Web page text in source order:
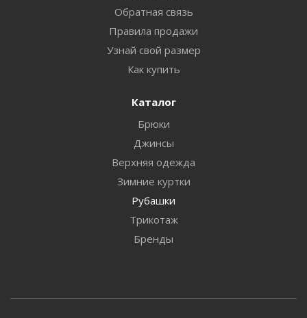
Обратная связь
Правила продажи
Узнай свой размер
Как купить
Каталог
Брюки
Джинсы
Верхняя одежда
Зимние куртки
Рубашки
Трикотаж
Бренды